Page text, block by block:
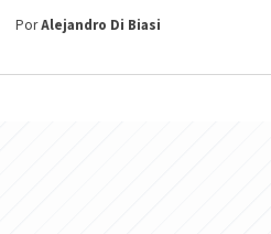
PorAlejandro Di Biasi